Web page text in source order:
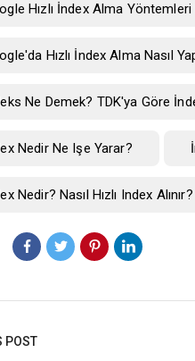
Hızlı İndex Alma
Hızlı İndex Alma Nasıl
Ne Demek? TDK'ya Göre
Nedir Ne Işe Yarar?
Nedir? Nasıl Hızlı Index
POST